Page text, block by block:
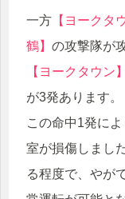
一方 【ヨークタ
鶴】 の攻撃隊が
【ヨークタウン】
が3発あります。
この命中1発に
室が損傷しまし
る程度で、やが